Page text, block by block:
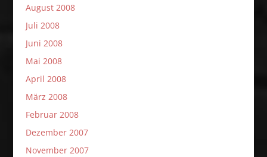
August 2008
Juli 2008
Juni 2008
Mai 2008
April 2008
März 2008
Februar 2008
Dezember 2007
November 2007